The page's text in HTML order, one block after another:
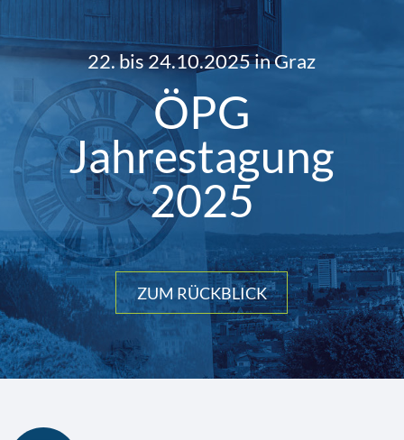
22. bis 24.10.2025 in Graz
ÖPG
Jahrestagung
2025
ZUM RÜCKBLICK